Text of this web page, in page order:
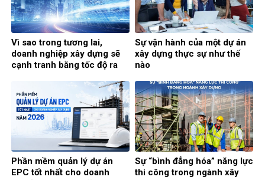
Vì sao trong tương lai,
doanh nghiệp xây dựng sẽ
cạnh tranh bằng tốc độ ra
Sự vận hành của một dự án
xây dựng thực sự như thế
nào
Phần mềm quản lý dự án
EPC tốt nhất cho doanh
Sự “bình đẳng hóa” năng lực
thi công trong ngành xây